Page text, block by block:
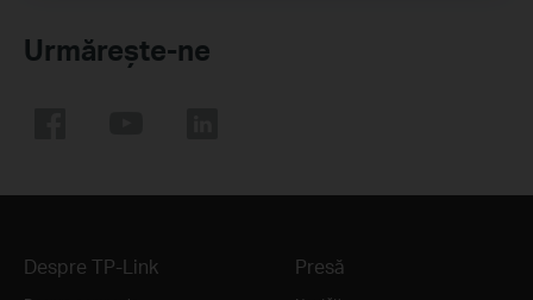
Urmărește-ne
Despre TP-Link Presă